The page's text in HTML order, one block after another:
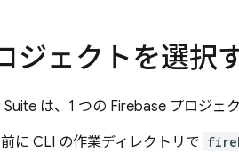
ジェクトを選択
Suite は、1 つの Firebase プロジェ
に CLI の作業ディレクトリで